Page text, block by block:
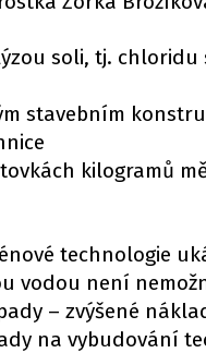
soli, tj. chloridu
stavebním
kilogramů
technologie
vodou není
– zvýšené
na vybudování